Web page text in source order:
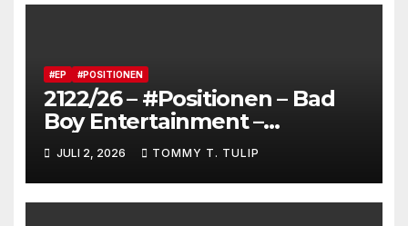
Brot, besucht Lenny Kravitz
#EP #POSITIONEN
2122/26 – #Positionen – Bad
Boy Entertainment –
Fensterstürze, ungeheurer
Reichtum,
dienstverpflichtete
Claqueure und soziale
JULI 2, 2026 TOMMY T. TULIP